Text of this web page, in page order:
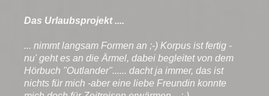
Das Urlaubsprojekt ....
... nimmt langsam Formen an ;-) Korpus ist fertig -
nu' geht es an die Ärmel, dabei begleitet von dem
Hörbuch "Outlander"...... dacht ja immer, das ist
nichts für mich -aber eine liebe Freundin konnte